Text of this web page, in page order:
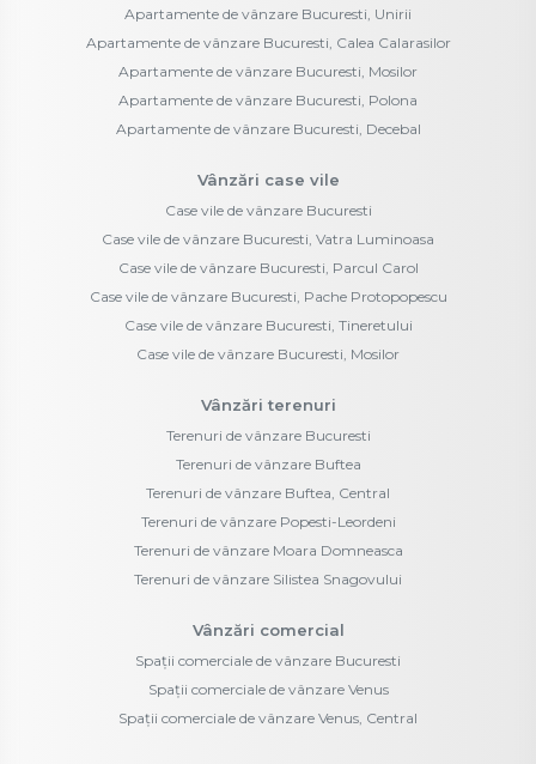
Apartamente de vânzare Bucuresti, Unirii
Apartamente de vânzare Bucuresti, Calea Calarasilor
Apartamente de vânzare Bucuresti, Mosilor
Apartamente de vânzare Bucuresti, Polona
Apartamente de vânzare Bucuresti, Decebal
Vânzări case vile
Case vile de vânzare Bucuresti
Case vile de vânzare Bucuresti, Vatra Luminoasa
Case vile de vânzare Bucuresti, Parcul Carol
Case vile de vânzare Bucuresti, Pache Protopopescu
Case vile de vânzare Bucuresti, Tineretului
Case vile de vânzare Bucuresti, Mosilor
Vânzări terenuri
Terenuri de vânzare Bucuresti
Terenuri de vânzare Buftea
Terenuri de vânzare Buftea, Central
Terenuri de vânzare Popesti-Leordeni
Terenuri de vânzare Moara Domneasca
Terenuri de vânzare Silistea Snagovului
Vânzări comercial
Spații comerciale de vânzare Bucuresti
Spații comerciale de vânzare Venus
Spații comerciale de vânzare Venus, Central